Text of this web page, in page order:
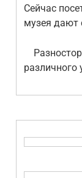
Сейчас
музея дают